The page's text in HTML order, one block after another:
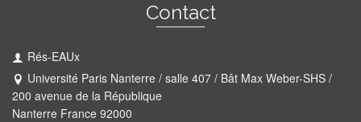
Contact
Rés-EAUx
Université Paris Nanterre / salle 407 / Bât Max Weber-SHS /
200 avenue de la République
Nanterre France 92000